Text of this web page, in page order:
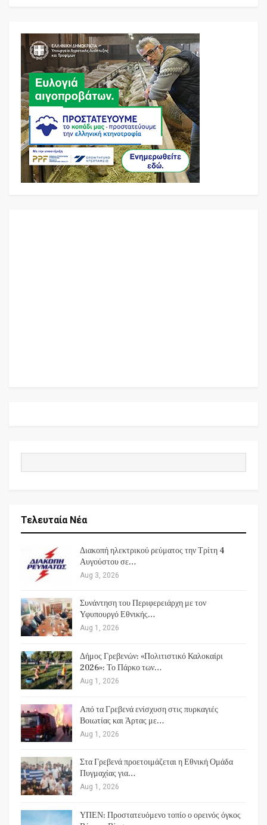
Τελευταία Νέα
Διακοπή ηλεκτρικού ρεύματος την Τρίτη 4
Αυγούστου σε…
Aug 3, 2026
Συνάντηση του Περιφερειάρχη με τον
Υφυπουργό Εθνικής…
Aug 1, 2026
Δήμος Γρεβενών: «Πολιτιστικό Καλοκαίρι
2026»: Το Πάρκο των…
Aug 1, 2026
Από τα Γρεβενά ενίσχυση στις πυρκαγιές
Βοιωτίας και Άρτας με…
Aug 1, 2026
Στα Γρεβενά προετοιμάζεται η Εθνική Ομάδα
Πυγμαχίας για…
Aug 1, 2026
ΥΠΕΝ: Προστατευόμενο τοπίο ο ορεινός όγκος